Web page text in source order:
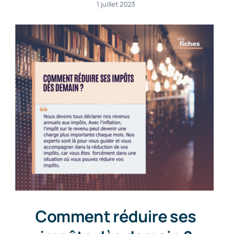
1 juillet 2023
Comment réduire ses